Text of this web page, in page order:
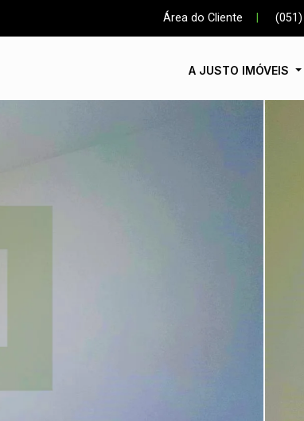
Área do Cliente
A JUSTO IMÓVEIS